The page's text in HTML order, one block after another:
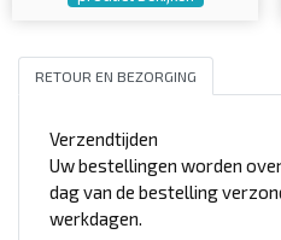
RETOUR EN BEZORGING
Verzendtijden
Uw bestellingen worden
dag van de bestelling
werkdagen.